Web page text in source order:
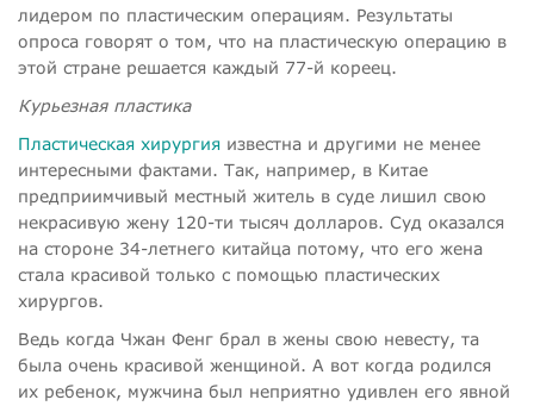
лидером по пластическим операциям. Результаты
опроса говорят о том, что на пластическую операцию в
этой стране решается каждый 77-й кореец.
Курьезная пластика
Пластическая хирургия известна и другими не менее
интересными фактами. Так, например, в Китае
предприимчивый местный житель в суде лишил свою
некрасивую жену 120-ти тысяч долларов. Суд оказался
на стороне 34-летнего китайца потому, что его жена
стала красивой только с помощью пластических
хирургов.
Ведь когда Чжан Фенг брал в жены свою невесту, та
была очень красивой женщиной. А вот когда родился
их ребенок, мужчина был неприятно удивлен его явной